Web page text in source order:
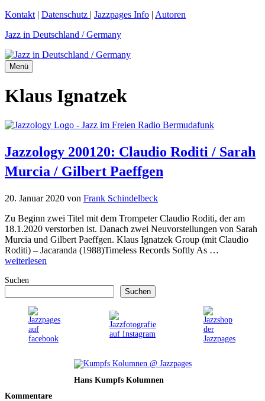
Zum
springen
Kontakt | Datenschutz | Jazzpages Info | Autoren
Jazz in Deutschland / Germany
Menü
Klaus Ignatzek
Jazzology 200120: Claudio Roditi / Sarah
Murcia / Gilbert Paeffgen
20. Januar 2020 von Frank Schindelbeck
Zu Beginn zwei Titel mit dem Trompeter Claudio Roditi, der am
18.1.2020 verstorben ist. Danach zwei Neuvorstellungen von Sarah
Murcia und Gilbert Paeffgen. Klaus Ignatzek Group (mit Claudio
Roditi) – Jacaranda (1988)Timeless Records Softly As …
weiterlesen
Suchen
Suchen
Hans Kumpfs Kolumnen
Kommentare